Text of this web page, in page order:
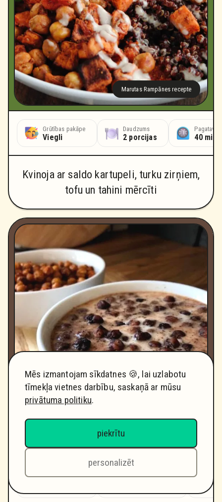
Marutas Rampānes recepte
Grūtības pakāpe
Viegli
Daudzums
2 porcijas 40
Kvinoja ar saldo kartupeli, turku zirņiem,
tofu un tahini mērcīti
Mēs izmantojam sīkdatnes 🍪, lai uzlabotu
tīmekļa vietnes darbību, saskaņā ar mūsu
privātuma politiku.
piekrītu
personalizēt